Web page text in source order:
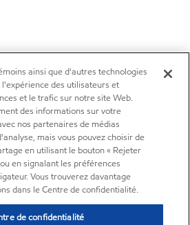
ainsi que d'autres technologies
des utilisateurs et
et le trafic sur notre site Web.
des informations sur votre
nos partenaires de médias
mais vous pouvez choisir de
en utilisant le bouton « Rejeter
en signalant les préférences
Vous trouverez davantage
dans le Centre de confidentialité.
de confidentialité